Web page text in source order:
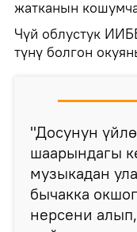
жатканын
Чүй облустук
түнү болгон
"Досунун
шаарындагы
музыкадан
бычакка
нерсени